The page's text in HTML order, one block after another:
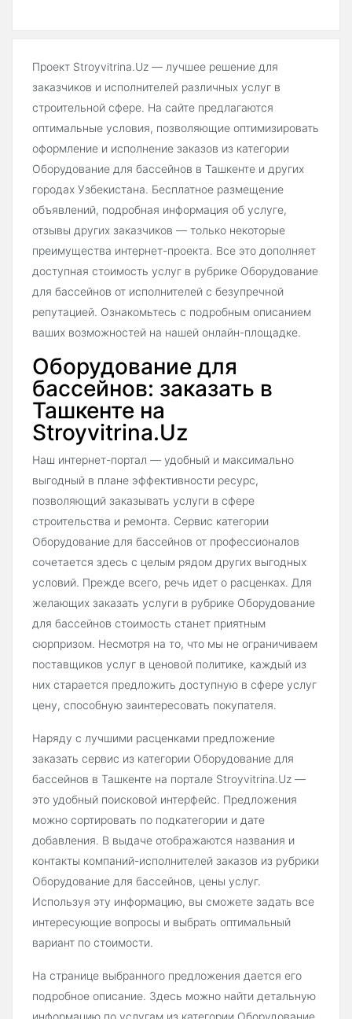
Проект Stroyvitrina.Uz — лучшее решение для
заказчиков и исполнителей различных услуг в
строительной сфере. На сайте предлагаются
оптимальные условия, позволяющие оптимизировать
оформление и исполнение заказов из категории
Оборудование для бассейнов в Ташкенте и других
городах Узбекистана. Бесплатное размещение
объявлений, подробная информация об услуге,
отзывы других заказчиков — только некоторые
преимущества интернет-проекта. Все это дополняет
доступная стоимость услуг в рубрике Оборудование
для бассейнов от исполнителей с безупречной
репутацией. Ознакомьтесь с подробным описанием
ваших возможностей на нашей онлайн-площадке.
Оборудование для
бассейнов: заказать в
Ташкенте на
Stroyvitrina.Uz
Наш интернет-портал — удобный и максимально
выгодный в плане эффективности ресурс,
позволяющий заказывать услуги в сфере
строительства и ремонта. Сервис категории
Оборудование для бассейнов от профессионалов
сочетается здесь с целым рядом других выгодных
условий. Прежде всего, речь идет о расценках. Для
желающих заказать услуги в рубрике Оборудование
для бассейнов стоимость станет приятным
сюрпризом. Несмотря на то, что мы не ограничиваем
поставщиков услуг в ценовой политике, каждый из
них старается предложить доступную в сфере услуг
цену, способную заинтересовать покупателя.
Наряду с лучшими расценками предложение
заказать сервис из категории Оборудование для
бассейнов в Ташкенте на портале Stroyvitrina.Uz —
это удобный поисковой интерфейс. Предложения
можно сортировать по подкатегории и дате
добавления. В выдаче отображаются названия и
контакты компаний-исполнителей заказов из рубрики
Оборудование для бассейнов, цены услуг.
Используя эту информацию, вы сможете задать все
интересующие вопросы и выбрать оптимальный
вариант по стоимости.
На странице выбранного предложения дается его
подробное описание. Здесь можно найти детальную
информацию по услугам из категории Оборудование